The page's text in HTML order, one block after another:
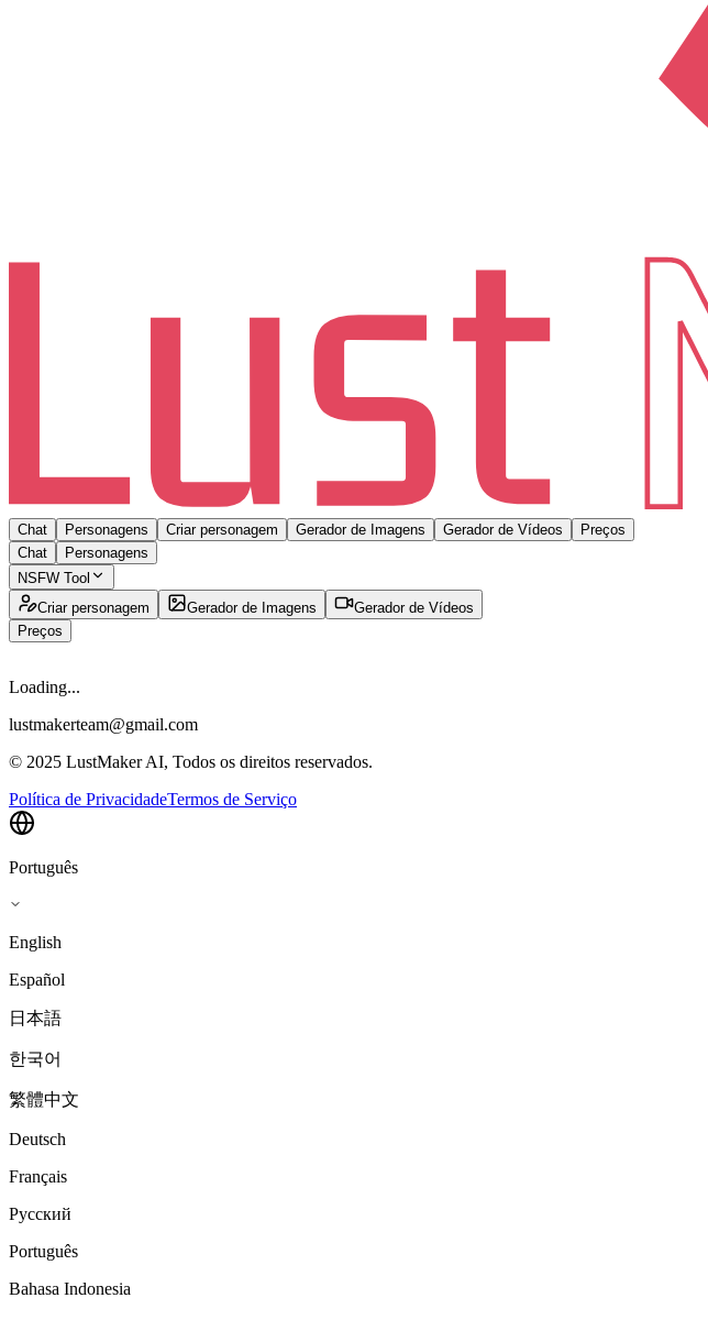
Chat Personagens Criar personagem Gerador de Imagens Gerador de Vídeos
Preços
Chat
Personagens
NSFW Tool
Criar personagem
Gerador de Imagens
Gerador de Vídeos
Preços
Loading...
lustmakerteam@gmail.com
© 2025 LustMaker AI, Todos os direitos reservados.
Política de PrivacidadeTermos de Serviço
Português
English
Español
日本語
한국어
繁體中文
Deutsch
Français
Русский
Português
Bahasa Indonesia